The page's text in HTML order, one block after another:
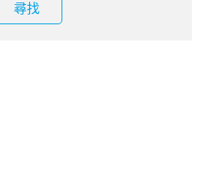
尋找